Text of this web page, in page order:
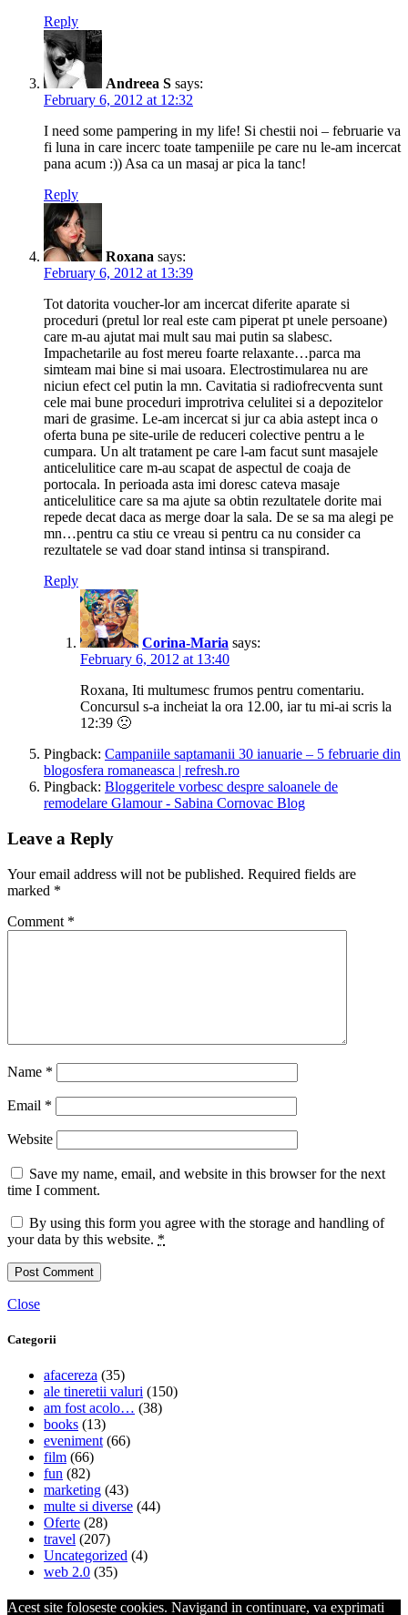
Reply
Andreea S says:
February 6, 2012 at 12:32
I need some pampering in my life! Si chestii noi – februarie va
fi luna in care incerc toate tampeniile pe care nu le-am incercat
pana acum :)) Asa ca un masaj ar pica la tanc!
Reply
Roxana says:
February 6, 2012 at 13:39
Tot datorita voucher-lor am incercat diferite aparate si
proceduri (pretul lor real este cam piperat pt unele persoane)
care m-au ajutat mai mult sau mai putin sa slabesc.
Impachetarile au fost mereu foarte relaxante…parca ma
simteam mai bine si mai usoara. Electrostimularea nu are
niciun efect cel putin la mn. Cavitatia si radiofrecventa sunt
cele mai bune proceduri improtriva celulitei si a depozitelor
mari de grasime. Le-am incercat si jur ca abia astept inca o
oferta buna pe site-urile de reduceri colective pentru a le
cumpara. Un alt tratament pe care l-am facut sunt masajele
anticelulitice care m-au scapat de aspectul de coaja de
portocala. In perioada asta imi doresc cateva masaje
anticelulitice care sa ma ajute sa obtin rezultatele dorite mai
repede decat daca as merge doar la sala. De se sa ma alegi pe
mn…pentru ca stiu ce vreau si pentru ca nu consider ca
rezultatele se vad doar stand intinsa si transpirand.
Reply
Corina-Maria says:
February 6, 2012 at 13:40
Roxana, Iti multumesc frumos pentru comentariu.
Concursul s-a incheiat la ora 12.00, iar tu mi-ai scris la
12:39 🙁
Pingback: Campaniile saptamanii 30 ianuarie – 5 februarie din
blogosfera romaneasca | refresh.ro
Pingback: Bloggeritele vorbesc despre saloanele de
remodelare Glamour - Sabina Cornovac Blog
Leave a Reply
Your email address will not be published. Required fields are
marked *
Comment *
Name *
Email *
Website
Save my name, email, and website in this browser for the next
time I comment.
By using this form you agree with the storage and handling of
your data by this website. *
Close
Categorii
afacereza (35)
ale tineretii valuri (150)
am fost acolo… (38)
books (13)
eveniment (66)
film (66)
fun (82)
marketing (43)
multe si diverse (44)
Oferte (28)
travel (207)
Uncategorized (4)
web 2.0 (35)
Acest site foloseste cookies. Navigand in continuare, va exprimati